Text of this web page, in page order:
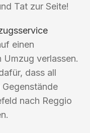
Tat zur Seite!
einen
Umzug verlassen.
dass all
nach Reggio